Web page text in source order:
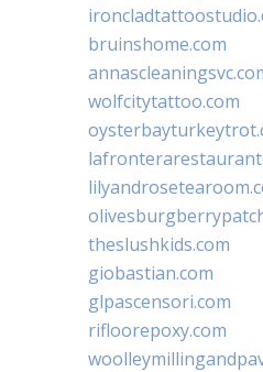
bruinshome.com
wolfcitytattoo.com
theslushkids.com
giobastian.com
glpascensori.com
rifloorepoxy.com